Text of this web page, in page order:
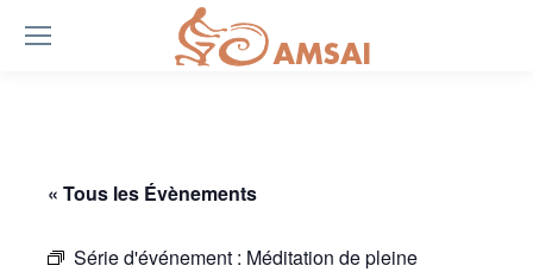
« Tous les Évènements
Série d'événement : Méditation de pleine